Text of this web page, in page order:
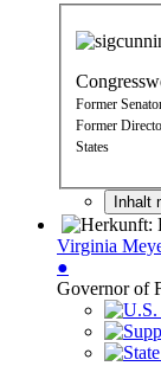
Former
Former
States
Inhalt
Virginia
●
Governor of